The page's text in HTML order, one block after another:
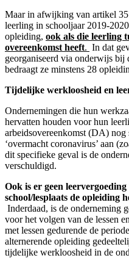
Maar in afwijking van artikel
leerling in schooljaar 2019-
opleiding, ook als die leerling
overeenkomst heeft. In dat
georganiseerd via onderwijs bij
bedraagt ze minstens 28
Tijdelijke werkloosheid en
Ondernemingen die hun
hervatten houden voor hun
arbeidsovereenkomst (DA)
‘overmacht coronavirus’ aan
dit specifieke geval is de
verschuldigd.
Ook is er geen
school/lesplaats de opleiding
Inderdaad, is de onderneming
voor het volgen van de lessen
met lessen gedurende de
alternerende opleiding
tijdelijke werkloosheid in de